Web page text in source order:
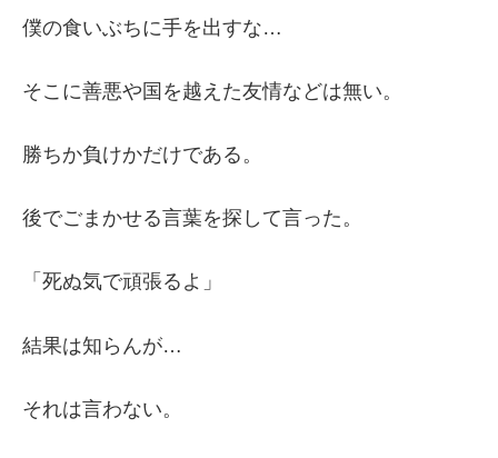
僕の食いぶちに手を出すな…
そこに善悪や国を越えた友情などは無い。
勝ちか負けかだけである。
後でごまかせる言葉を探して言った。
「死ぬ気で頑張るよ」
結果は知らんが…
それは言わない。